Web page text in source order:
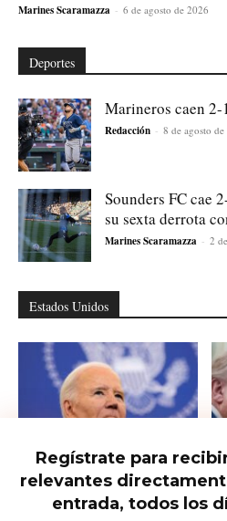
Regístrate para
relevantes
entrada, todos los
Marines Scaramazza - 6 de agosto de 2026
Deportes
Marineros caen 2-
Redacción - 8 de agosto
Sounders FC cae
su sexta derrota
Marines Scaramazza - 2
Estados Unidos
Hunter Biden habla del cáncer de
su padre que avanzó hasta...